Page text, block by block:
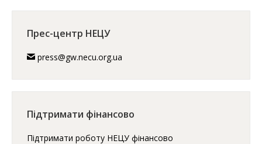
Прес-центр НЕЦУ
press@gw.necu.org.ua
Підтримати фінансово
Підтримати роботу НЕЦУ фінансово